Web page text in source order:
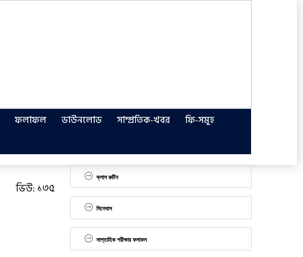
ফলাফল ডাউনলোড সাম্প্রতিক-খবর
ফি-সমূহ
ভিউ: ১৩৫
ক্লাস রুটিন
সিলেবাস
সাপ্তাহিক পরীক্ষার ফলাফল